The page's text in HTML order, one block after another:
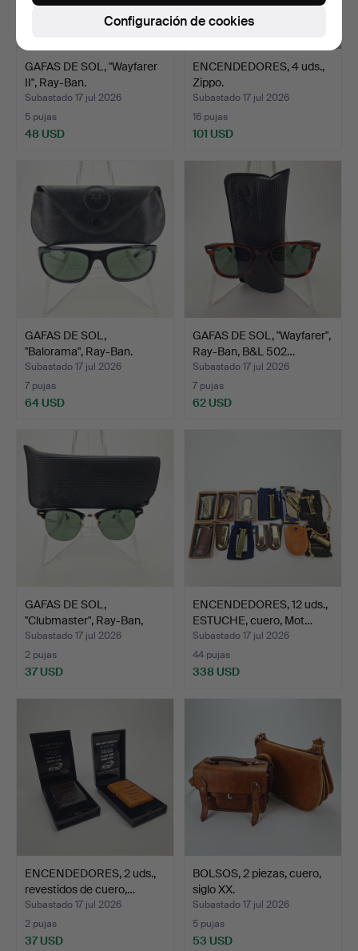
GAFAS DE SOL, "Wayfarer
II", Ray-Ban.
Subastado 17 jul 2026
5 pujas
48 USD
ENCENDEDORES, 4 uds.,
Zippo.
Subastado 17 jul 2026
16 pujas
101 USD
GAFAS DE SOL,
"Balorama", Ray-Ban.
Subastado 17 jul 2026
7 pujas
64 USD
GAFAS DE SOL, "Wayfarer",
Ray-Ban, B&L 502…
Subastado 17 jul 2026
7 pujas
62 USD
GAFAS DE SOL,
"Clubmaster", Ray-Ban,
W0365.
Subastado 17 jul 2026
2 pujas
37 USD
ENCENDEDORES, 12 uds.,
ESTUCHE, cuero, Mot…
Subastado 17 jul 2026
44 pujas
338 USD
ENCENDEDORES, 2 uds.,
revestidos de cuero,…
Subastado 17 jul 2026
2 pujas
37 USD
BOLSOS, 2 piezas, cuero,
siglo XX.
Subastado 17 jul 2026
5 pujas
53 USD
Configuración de cookies